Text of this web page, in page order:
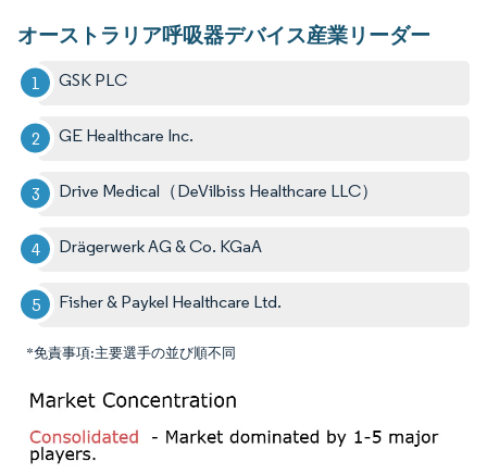
オーストラリア呼吸器デバイス産業リーダー
GSK PLC
GE Healthcare Inc.
Drive Medical（DeVilbiss Healthcare LLC）
Drägerwerk AG & Co. KGaA
Fisher & Paykel Healthcare Ltd.
*免責事項:主要選手の並び順不同